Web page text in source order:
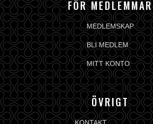
FÖR MEDLEMMAR
MEDLEMSKAP
BLI MEDLEM
MITT KONTO
ÖVRIGT